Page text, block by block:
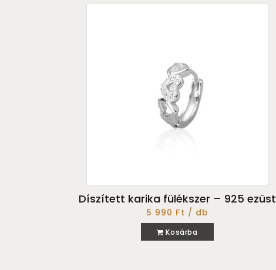
Díszített karika fülékszer – 925 ezüst
5 990 Ft / db
Kosárba